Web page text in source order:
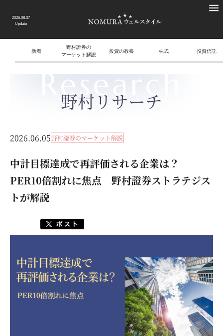
2026.08.07
Update
新着
野村證券の
マーケット解説
投資の教養 株式 投資信託
Research
野村リサーチ
2026.06.05野村證券のマーケット解説
中計目標達成で再評価される企業は？
PER10倍割れに焦点 野村證券ストラテジス
トが解説